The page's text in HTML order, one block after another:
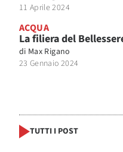
11 Aprile 2024
ACQUA
La filiera del
di Max Rigano
23 Gennaio 2024
TUTTI I POST